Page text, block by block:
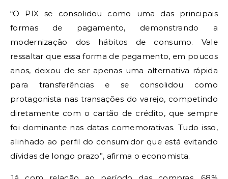
“O PIX se consolidou como uma das principais
formas de pagamento, demonstrando a
modernização dos hábitos de consumo. Vale
ressaltar que essa forma de pagamento, em poucos
anos, deixou de ser apenas uma alternativa rápida
para transferências e se consolidou como
protagonista nas transações do varejo, competindo
diretamente com o cartão de crédito, que sempre
foi dominante nas datas comemorativas. Tudo isso,
alinhado ao perfil do consumidor que está evitando
dívidas de longo prazo”, afirma o economista.